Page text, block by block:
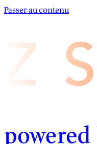
Passer au contenu